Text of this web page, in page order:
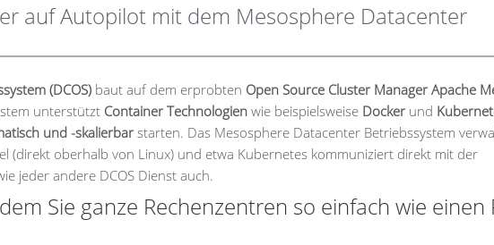
auf Autopilot mit dem Mesosphere Datacenter
(DCOS) baut auf dem erprobten Open Source Cluster Manager Apache
unterstützt Container Technologien wie beispielsweise Docker und
und -skalierbar starten. Das Mesosphere Datacenter Betriebssystem
(direkt oberhalb von Linux) und etwa Kubernetes kommuniziert direkt mit der
jeder andere DCOS Dienst auch.
Sie ganze Rechenzentren so einfach wie einen